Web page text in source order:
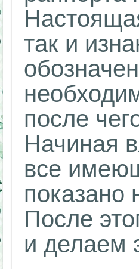
так и
после
Начиная
все
показано
После
и делаем